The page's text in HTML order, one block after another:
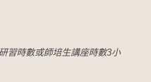
習時數或師培生講座時數3小